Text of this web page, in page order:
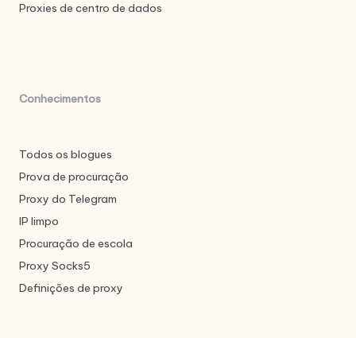
Proxies de centro de dados
Conhecimentos
Todos os blogues
Prova de procuração
Proxy do Telegram
IP limpo
Procuração de escola
Proxy Socks5
Definições de proxy